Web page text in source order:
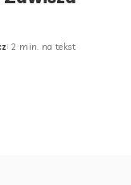
2 min. na tekst